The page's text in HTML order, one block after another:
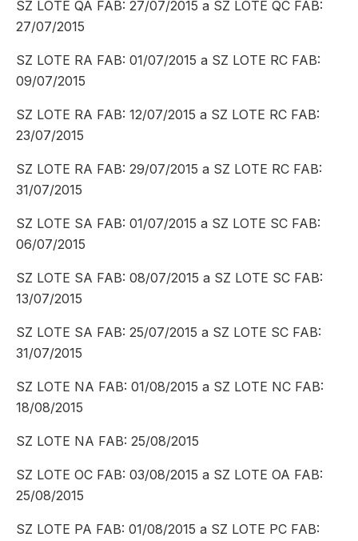
SZ LOTE QA FAB: 27/07/2015 a SZ LOTE QC FAB:
27/07/2015
SZ LOTE RA FAB: 01/07/2015 a SZ LOTE RC FAB:
09/07/2015
SZ LOTE RA FAB: 12/07/2015 a SZ LOTE RC FAB:
23/07/2015
SZ LOTE RA FAB: 29/07/2015 a SZ LOTE RC FAB:
31/07/2015
SZ LOTE SA FAB: 01/07/2015 a SZ LOTE SC FAB:
06/07/2015
SZ LOTE SA FAB: 08/07/2015 a SZ LOTE SC FAB:
13/07/2015
SZ LOTE SA FAB: 25/07/2015 a SZ LOTE SC FAB:
31/07/2015
SZ LOTE NA FAB: 01/08/2015 a SZ LOTE NC FAB:
18/08/2015
SZ LOTE NA FAB: 25/08/2015
SZ LOTE OC FAB: 03/08/2015 a SZ LOTE OA FAB:
25/08/2015
SZ LOTE PA FAB: 01/08/2015 a SZ LOTE PC FAB: